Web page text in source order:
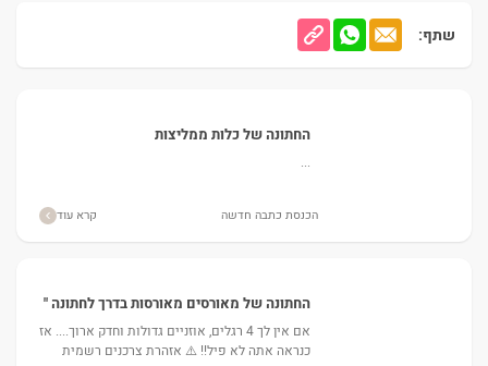
שתף:
החתונה של כלות ממליצות
...
הכנסת כתבה חדשה קרא עוד
החתונה של מאורסים מאורסות בדרך לחתונה "
אם אין לך 4 רגלים, אוזניים גדולות וחדק ארוך.... אז
כנראה אתה לא פיל!! ⚠️ אזהרת צרכנים רשמית